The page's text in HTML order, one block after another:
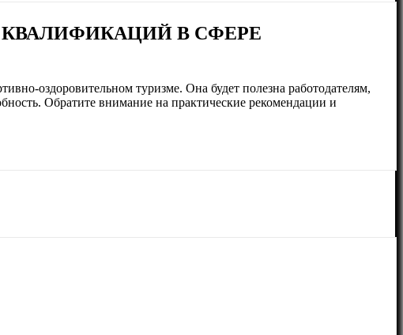
В СФЕРЕ
оздоровительном туризме. Она будет полезна работодателям,
Обратите внимание на практические рекомендации и